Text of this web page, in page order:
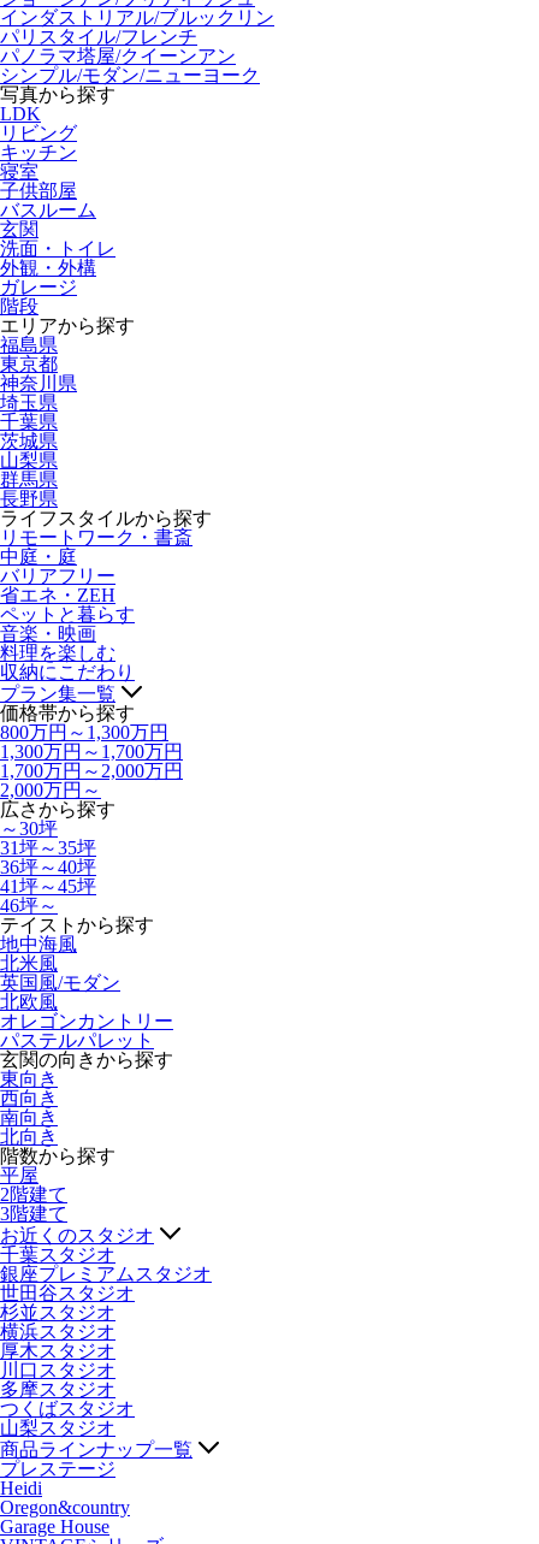
インダストリアル/ブルックリン
パリスタイル/フレンチ
パノラマ塔屋/クイーンアン
シンプル/モダン/ニューヨーク
写真から探す
LDK
リビング
キッチン
寝室
子供部屋
バスルーム
玄関
洗面・トイレ
外観・外構
ガレージ
階段
エリアから探す
福島県
東京都
神奈川県
埼玉県
千葉県
茨城県
山梨県
群馬県
長野県
ライフスタイルから探す
リモートワーク・書斎
中庭・庭
バリアフリー
省エネ・ZEH
ペットと暮らす
音楽・映画
料理を楽しむ
収納にこだわり
プラン集一覧
価格帯から探す
800万円～1,300万円
1,300万円～1,700万円
1,700万円～2,000万円
2,000万円～
広さから探す
～30坪
31坪～35坪
36坪～40坪
41坪～45坪
46坪～
テイストから探す
地中海風
北米風
英国風/モダン
北欧風
オレゴンカントリー
パステルパレット
玄関の向きから探す
東向き
西向き
南向き
北向き
階数から探す
平屋
2階建て
3階建て
お近くのスタジオ
千葉スタジオ
銀座プレミアムスタジオ
世田谷スタジオ
杉並スタジオ
横浜スタジオ
厚木スタジオ
川口スタジオ
多摩スタジオ
つくばスタジオ
山梨スタジオ
商品ラインナップ一覧
プレステージ
Heidi
Oregon&country
Garage House